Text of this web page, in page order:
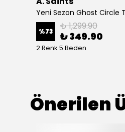
Yeni Sezon Ghost Circle
%73 ₺ 1,299.90
₺ 349.90
2 Renk 5 Beden
Önerilen